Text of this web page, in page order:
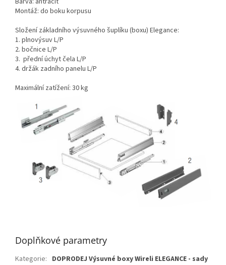
Montáž: do boku korpusu
Složení základního výsuvného šuplíku (boxu) Elegance:
1. plnovýsuv L/P
2. bočnice L/P
3. přední úchyt čela L/P
4. držák zadního panelu L/P
Maximální zatížení: 30 kg
Doplňkové parametry
Kategorie: DOPRODEJ Výsuvné boxy Wireli ELEGANCE - sady